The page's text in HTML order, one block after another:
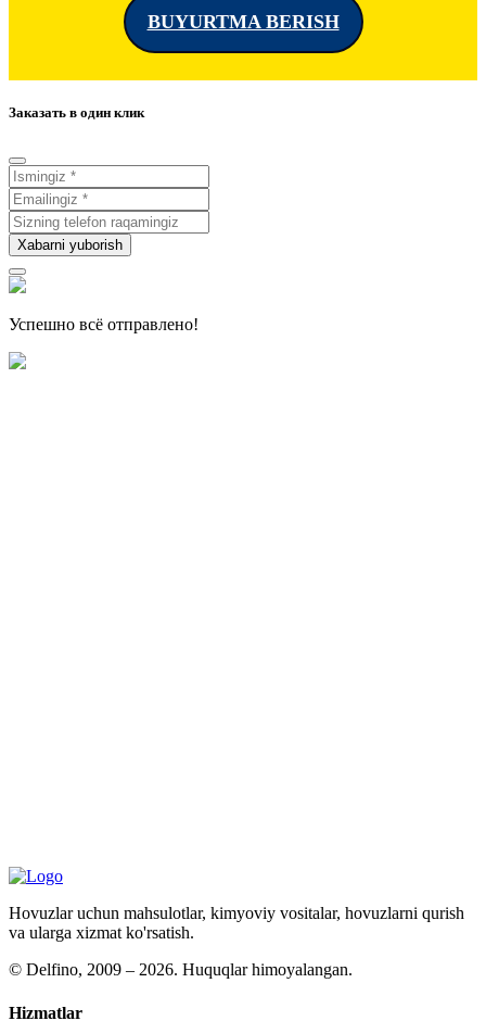
BUYURTMA BERISH
Заказать в один клик
Xabarni yuborish
Успешно всё отправлено!
Hovuzlar uchun mahsulotlar, kimyoviy vositalar, hovuzlarni qurish
va ularga xizmat ko'rsatish.
© Delfino, 2009 – 2026. Huquqlar himoyalangan.
Hizmatlar